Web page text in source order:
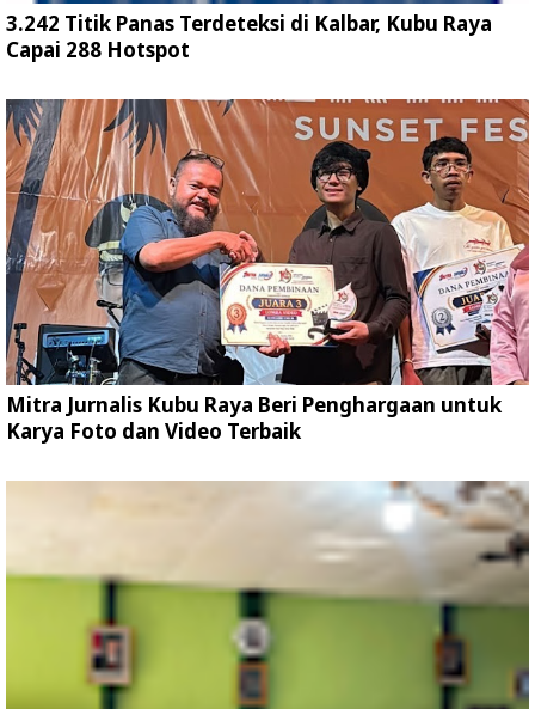
3.242 Titik Panas Terdeteksi di Kalbar, Kubu Raya
Capai 288 Hotspot
Mitra Jurnalis Kubu Raya Beri Penghargaan untuk
Karya Foto dan Video Terbaik